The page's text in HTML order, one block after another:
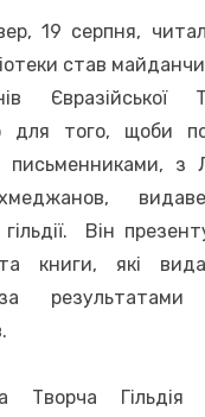
19 серпня,
став
Євразійської
для того, щоби
письменниками, з
Він
книги, які
результатами
Творча